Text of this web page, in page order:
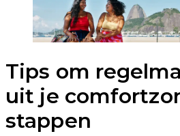
Tips om
uit je
stappen